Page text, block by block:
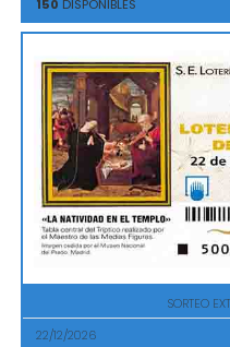
150 DISPONIBLES
SORTEO
22/12/2026